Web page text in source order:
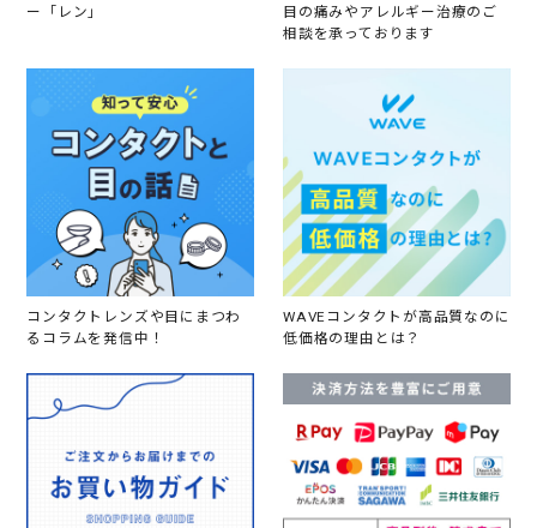
ー「レン」
目の痛みやアレルギー治療のご
相談を承っております
コンタクトレンズや目にまつわ
るコラムを発信中！
WAVEコンタクトが高品質なのに
低価格の理由とは？